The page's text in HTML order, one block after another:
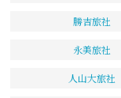
勝吉旅社
永美旅社
人山大旅社